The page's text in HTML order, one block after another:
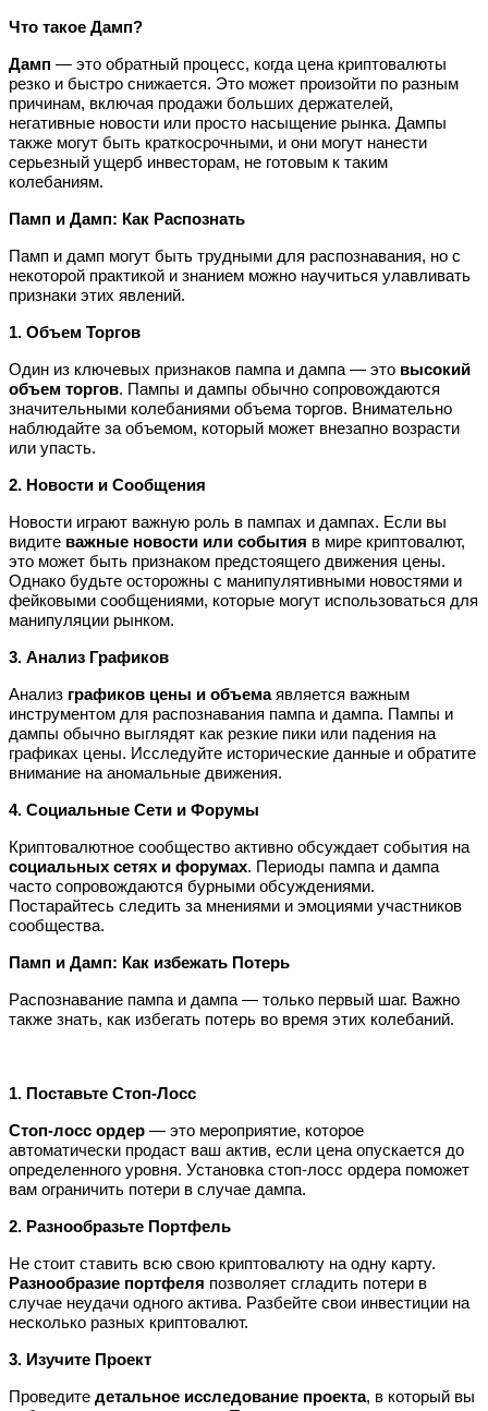
Что такое Дамп?
Дамп — это обратный процесс, когда цена криптовалюты
резко и быстро снижается. Это может произойти по разным
причинам, включая продажи больших держателей,
негативные новости или просто насыщение рынка. Дампы
также могут быть краткосрочными, и они могут нанести
серьезный ущерб инвесторам, не готовым к таким
колебаниям.
Памп и Дамп: Как Распознать
Памп и дамп могут быть трудными для распознавания, но с
некоторой практикой и знанием можно научиться улавливать
признаки этих явлений.
1. Объем Торгов
Один из ключевых признаков пампа и дампа — это высокий
объем торгов. Пампы и дампы обычно сопровождаются
значительными колебаниями объема торгов. Внимательно
наблюдайте за объемом, который может внезапно возрасти
или упасть.
2. Новости и Сообщения
Новости играют важную роль в пампах и дампах. Если вы
видите важные новости или события в мире криптовалют,
это может быть признаком предстоящего движения цены.
Однако будьте осторожны с манипулятивными новостями и
фейковыми сообщениями, которые могут использоваться для
манипуляции рынком.
3. Анализ Графиков
Анализ графиков цены и объемаявляется важным
инструментом для распознавания пампа и дампа. Пампы и
дампы обычно выглядят как резкие пики или падения на
графиках цены. Исследуйте исторические данные и обратите
внимание на аномальные движения.
4. Социальные Сети и Форумы
Криптовалютное сообщество активно обсуждает события на
социальных сетях и форумах. Периоды пампа и дампа
часто сопровождаются бурными обсуждениями.
Постарайтесь следить за мнениями и эмоциями участников
сообщества.
Памп и Дамп: Как избежать Потерь
Распознавание пампа и дампа — только первый шаг. Важно
также знать, как избегать потерь во время этих колебаний.
1. Поставьте Стоп-Лосс
Стоп-лосс ордер — это мероприятие, которое
автоматически продаст ваш актив, если цена опускается до
определенного уровня. Установка стоп-лосс ордера поможет
вам ограничить потери в случае дампа.
2. Разнообразьте Портфель
Не стоит ставить всю свою криптовалюту на одну карту.
Разнообразие портфеля позволяет сгладить потери в
случае неудачи одного актива. Разбейте свои инвестиции на
несколько разных криптовалют.
3. Изучите Проект
Проведите детальное исследование проекта, в который вы